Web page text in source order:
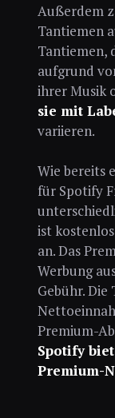
Außerdem
Tantiemen
Tantiemen,
aufgrund
ihrer Musik
sie mit
variieren.
Wie bereits
für Spotify
ist
an. Das
Werbung
Gebühr. Die
Premium-
Spotify
Premium-